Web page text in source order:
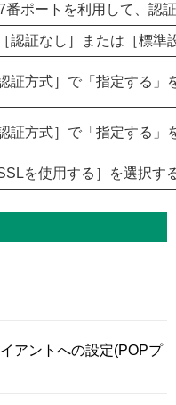
番ポートを利用して、認
［認証なし］または［標
認証方式］で「指定する
認証方式］で「指定する
SSLを使用する］を選択
アントへの設定(POPプ